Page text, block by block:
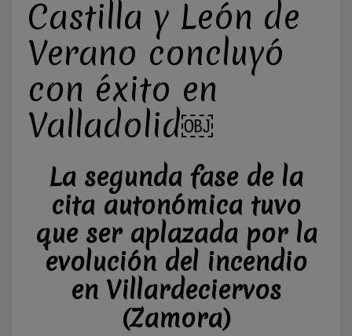
Castilla y León de
Verano concluyó
con éxito en
Valladolid￼
La segunda fase de la
cita autonómica tuvo
que ser aplazada por la
evolución del incendio
en Villardeciervos
(Zamora)